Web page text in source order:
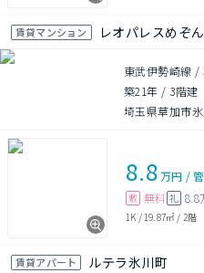
賃貸マンション レオパレスめぞ
東武伊勢崎線 /
築21年 / 3階建
埼玉県草加市
8.8万円 /
敷 無料 礼 8.8
1K / 19.87㎡ / 2階
賃貸アパート ルテラ氷川町